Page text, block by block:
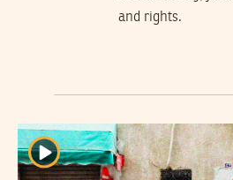
and rights.